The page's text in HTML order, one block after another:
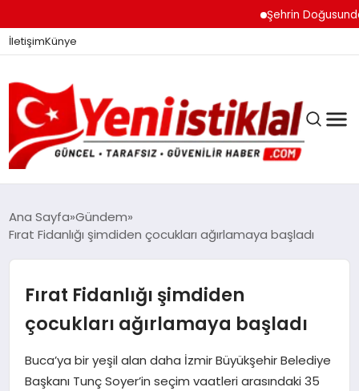
Şehrin Doğusundan
İletişimKünye
GÜNDEM
DÜNYA
EĞITIM
Ana Sayfa Gündem
Fırat Fidanlığı şimdiden çocukları ağırlamaya başladı
Fırat Fidanlığı şimdiden
çocukları ağırlamaya başladı
Buca’ya bir yeşil alan daha İzmir Büyükşehir Belediye
Başkanı Tunç Soyer’in seçim vaatleri arasındaki 35